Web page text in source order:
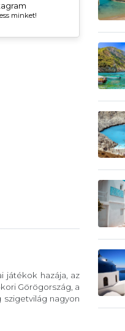
minket!
játékok hazája, az
Görögország, a
nagyon